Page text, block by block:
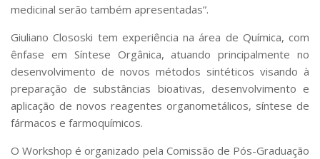
Assessorias e Mídias
Jornal da USP
Agenda de Eventos
Defesa de Teses
medicinal serão também apresentadas”.
Giuliano Clososki tem experiência na área de Química, com
ênfase em Síntese Orgânica, atuando principalmente no
desenvolvimento de novos métodos sintéticos visando à
preparação de substâncias bioativas, desenvolvimento e
aplicação de novos reagentes organometálicos, síntese de
fármacos e farmoquímicos.
O Workshop é organizado pela Comissão de Pós-Graduação